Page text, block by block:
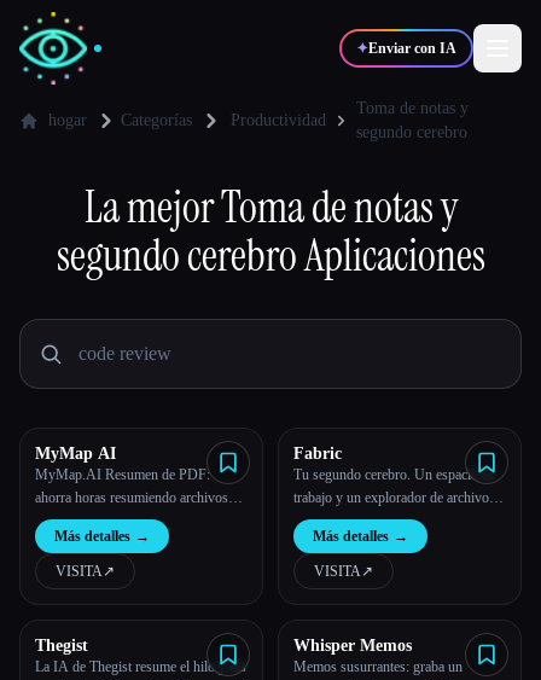
✦Enviar con IA
💻Desarrolladores 📈Marketers
🎓 Estudiantes
Blog
Comparar herramientas
Todas las categorías
Acerca de
hogar Categorías Productividad
Toma de notas y
segundo cerebro
La mejorToma de notas y
segundo cerebroAplicaciones
MyMap AI
MyMap.AI Resumen de PDF:
ahorra horas resumiendo archivos
PDF extensos en mapas mentales,
PPT o esquemas con la IA.
Más detalles →
VISITA↗︎
Fabric
Tu segundo cerebro. Un espacio de
trabajo y un explorador de archivos
autoorganizados del futuro.
Más detalles →
VISITA↗︎
Thegist
La IA de Thegist resume el hilo y los
Whisper Memos
Memos susurrantes: graba un